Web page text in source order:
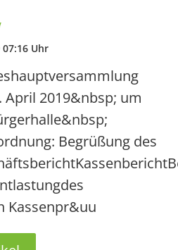
07:16 Uhr
April 2019&nbsp; um
Begrüßung des
Kassenpr&uu